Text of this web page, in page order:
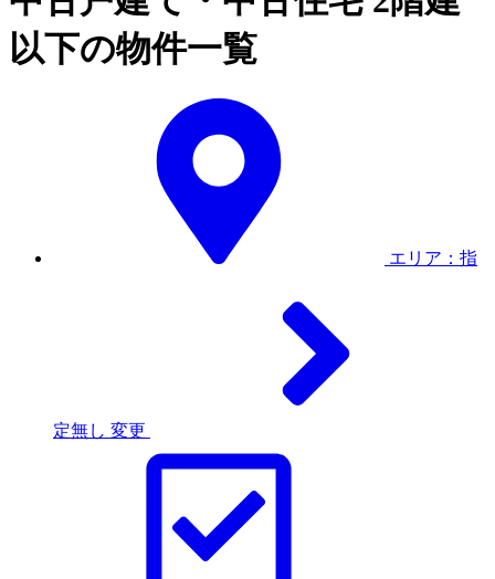
以下の物件一覧
エリア：指
定無し 変更